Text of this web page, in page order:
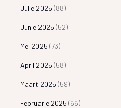
Julie 2025 (88)
Junie 2025 (52)
Mei 2025 (73)
April 2025 (58)
Maart 2025 (59)
Februarie 2025 (66)